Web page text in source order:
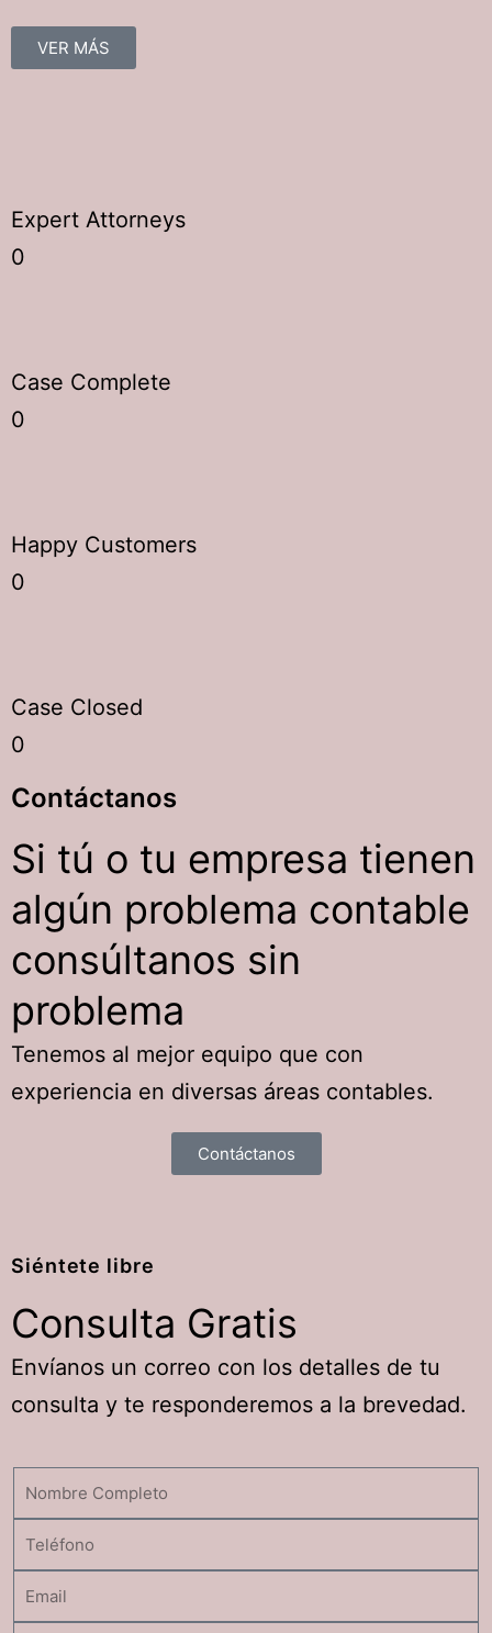
VER MÁS
Expert Attorneys
0
Case Complete
0
Happy Customers
0
Case Closed
0
Contáctanos
Si tú o tu empresa tienen
algún problema contable
consúltanos sin
problema
Tenemos al mejor equipo que con
experiencia en diversas áreas contables.
Contáctanos
Siéntete libre
Consulta Gratis
Envíanos un correo con los detalles de tu
consulta y te responderemos a la brevedad.